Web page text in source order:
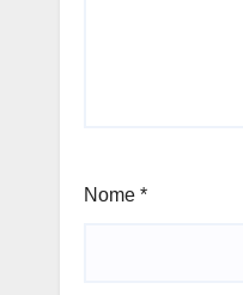
Nome *